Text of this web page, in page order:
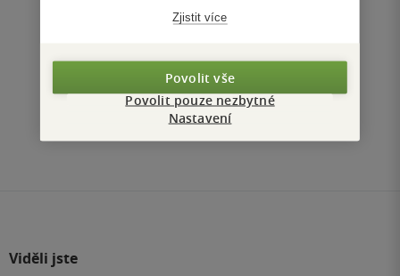
Nahoru
Zobrazeno 3 z 3
1
Přejít
na
/ 1
Viděli jste
Zjistit více
Povolit vše
Povolit pouze nezbytné
Nastavení